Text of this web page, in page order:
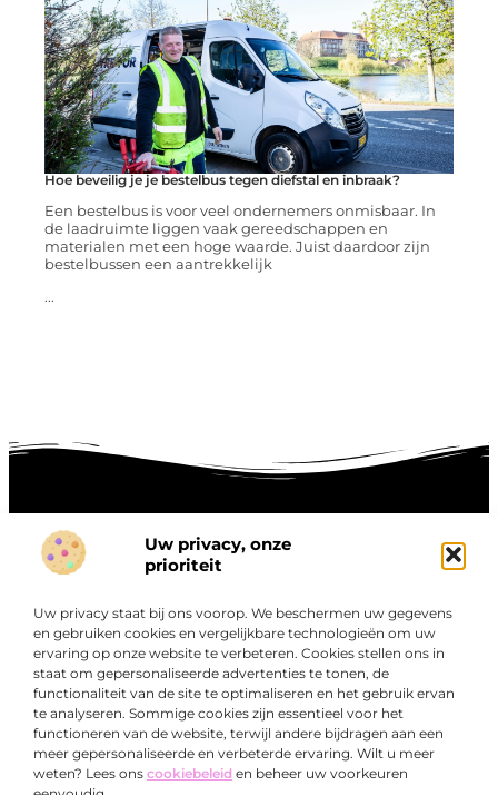
Uw privacy, onze
prioriteit
Uw privacy staat bij ons voorop. We beschermen uw gegevens
en gebruiken cookies en vergelijkbare technologieën om uw
ervaring op onze website te verbeteren. Cookies stellen ons in
staat om gepersonaliseerde advertenties te tonen, de
functionaliteit van de site te optimaliseren en het gebruik ervan
te analyseren. Sommige cookies zijn essentieel voor het
functioneren van de website, terwijl andere bijdragen aan een
meer gepersonaliseerde en verbeterde ervaring. Wilt u meer
weten? Lees ons cookiebeleid en beheer uw voorkeuren
Hoe beveilig je je bestelbus tegen diefstal en inbraak?
Een bestelbus is voor veel ondernemers onmisbaar. In
de laadruimte liggen vaak gereedschappen en
materialen met een hoge waarde. Juist daardoor zijn
bestelbussen een aantrekkelijk
...
Over
Bedrijf
“Ontdek een wereld van boeiende blogs en artikelen die
je zowel inspireren als informeren.”
Bij Exclusiefbedrijf.nl draait alles om het leveren van
kwalitatieve inzichten en verhalen die jouw dagelijks leven
verrijken en je uitdagen om verder te denken.
Onze informatie